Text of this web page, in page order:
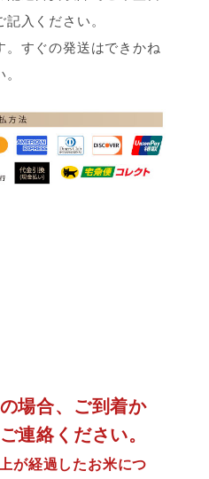
が美味しく食べられる
。
銘柄の関係で、米袋裏
複数原料米と表記され
が100%龍の瞳を使用
ある場合があります。
により、米粒の表面が
。食べていただいても
ら >>
にある旨みと栄養を
精米の為、真っ白では
入ください。
。すぐの発送はできかね
場合、ご到着か
連絡ください。
が経過したお米につ